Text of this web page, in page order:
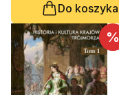
Do koszyka
%